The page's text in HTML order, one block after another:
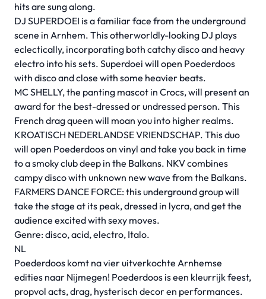
hits are sung along.
DJ SUPERDOEI is a familiar face from the underground
scene in Arnhem. This otherworldly-looking DJ plays
eclectically, incorporating both catchy disco and heavy
electro into his sets. Superdoei will open Poederdoos
with disco and close with some heavier beats.
MC SHELLY, the panting mascot in Crocs, will present an
award for the best-dressed or undressed person. This
French drag queen will moan you into higher realms.
KROATISCH NEDERLANDSE VRIENDSCHAP. This duo
will open Poederdoos on vinyl and take you back in time
to a smoky club deep in the Balkans. NKV combines
campy disco with unknown new wave from the Balkans.
FARMERS DANCE FORCE: this underground group will
take the stage at its peak, dressed in lycra, and get the
audience excited with sexy moves.
Genre: disco, acid, electro, Italo.
NL
Poederdoos komt na vier uitverkochte Arnhemse
edities naar Nijmegen! Poederdoos is een kleurrijk feest,
propvol acts, drag, hysterisch decor en performances.